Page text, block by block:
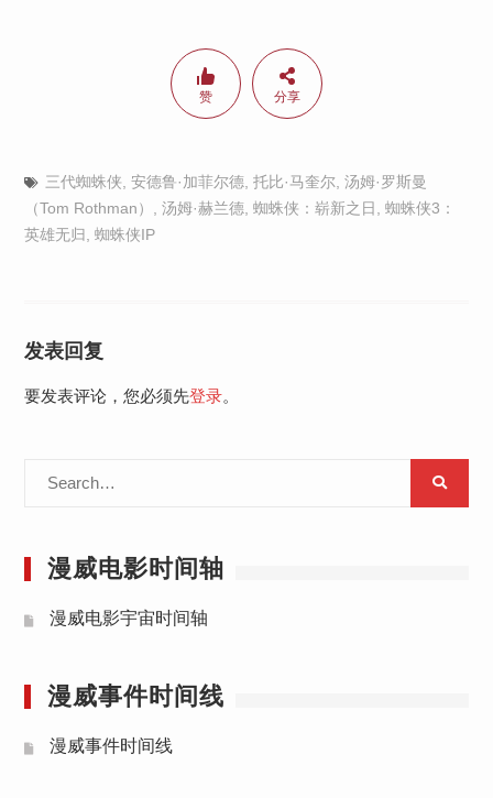
赞 分享
三代蜘蛛侠 安德鲁·加菲尔德, 托比·马奎尔 汤姆·罗斯曼
（Tom Rothman）
汤姆·赫兰德, 蜘蛛侠：崭新之日
蜘蛛侠3：
英雄无归 蜘蛛侠IP
发表回复
要发表评论，您必须先登录。
漫威电影时间轴
漫威电影宇宙时间轴
漫威事件时间线
漫威事件时间线